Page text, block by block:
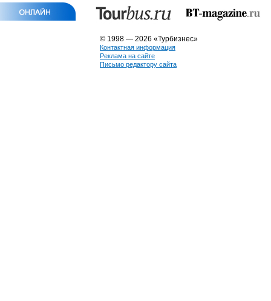
© 1998 — 2026 «Турбизнес»
Контактная информация
Реклама на сайте
Письмо редактору сайта